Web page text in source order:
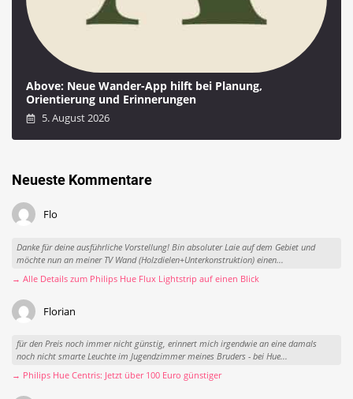
Above: Neue Wander-App hilft bei Planung,
Orientierung und Erinnerungen
5. August 2026
Neueste Kommentare
Flo
Danke für deine ausführliche Vorstellung! Bin absoluter Laie auf dem Gebiet und
möchte nun an meiner TV Wand (Holzdielen+Unterkonstruktion) einen...
→ Alle Details zum Philips Hue Flux Lightstrip auf einen Blick
Florian
für den Preis noch immer nicht günstig, erinnert mich irgendwie an eine damals
noch nicht smarte Leuchte im Jugendzimmer meines Bruders - bei Hue...
→ Philips Hue Centris: Jetzt über 100 Euro günstiger